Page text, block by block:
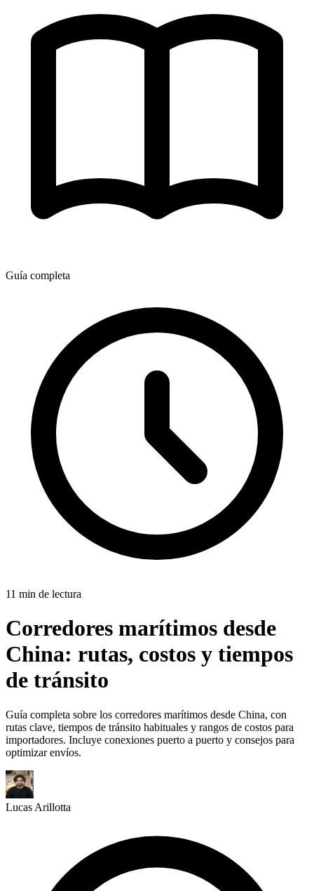
Guía completa
11 min de lectura
Corredores marítimos desde
China: rutas, costos y tiempos
de tránsito
Guía completa sobre los corredores marítimos desde China, con
rutas clave, tiempos de tránsito habituales y rangos de costos para
importadores. Incluye conexiones puerto a puerto y consejos para
optimizar envíos.
Lucas Arillotta